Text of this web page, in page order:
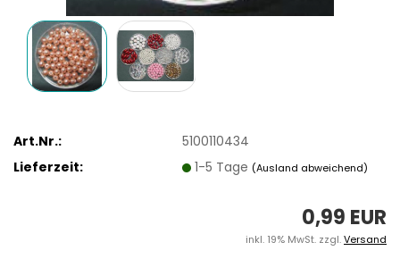
Art.Nr.:
5100110434
Lieferzeit:
1-5 Tage (Ausland abweichend)
0,99 EUR
inkl. 19% MwSt. zzgl.Versand